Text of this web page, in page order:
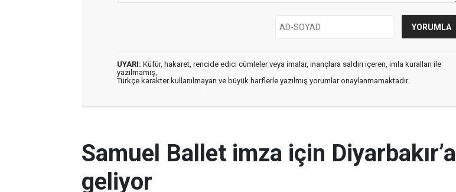
UYARI: Küfür, hakaret, rencide edici cümleler veya imalar, inançlara saldırı içeren, imla kuralları ile
yazılmamış,
Türkçe karakter kullanılmayan ve büyük harflerle yazılmış yorumlar onaylanmamaktadır.
Samuel Ballet imza için Diyarbakır’a
geliyor